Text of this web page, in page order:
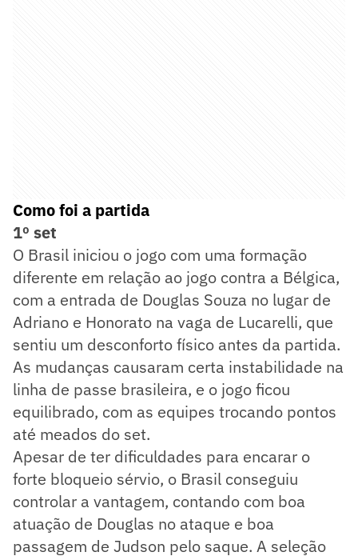
Como foi a partida
1º set
O Brasil iniciou o jogo com uma formação
diferente em relação ao jogo contra a Bélgica,
com a entrada de Douglas Souza no lugar de
Adriano e Honorato na vaga de Lucarelli, que
sentiu um desconforto físico antes da partida.
As mudanças causaram certa instabilidade na
linha de passe brasileira, e o jogo ficou
equilibrado, com as equipes trocando pontos
até meados do set.
Apesar de ter dificuldades para encarar o
forte bloqueio sérvio, o Brasil conseguiu
controlar a vantagem, contando com boa
atuação de Douglas no ataque e boa
passagem de Judson pelo saque. A seleção